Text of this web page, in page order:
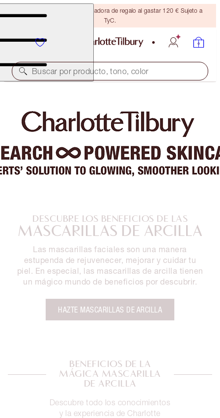
Consigue una brocha bronceadora de regalo al gastar 120 € Sujeto a
TyC.
Buscar por producto, tono, color
DESCUBRE LOS BENEFICIOS DE LAS
MASCARILLAS DE ARCILLA
Las mascarillas faciales son una manera
estupenda de rejuvenecer, mejorar y cuidar tu
piel. En especial, las mascarillas de arcilla tienen
un mágico mundo de beneficios por descubrir.
HAZTE MASCARILLAS DE ARCILLA
BENEFICIOS DE LA
MÁGICA MASCARILLA
DE ARCILLA
Descubre todo los conocimientos
y la experiencia de Charlotte